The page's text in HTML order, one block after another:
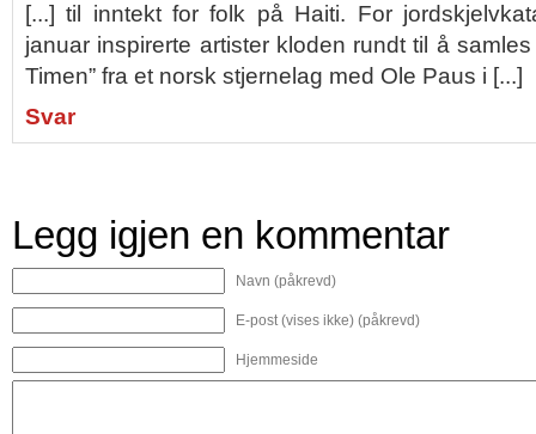
[...] til inntekt for folk på Haiti. For
januar inspirerte artister kloden rundt til å
Timen” fra et norsk stjernelag med Ole Paus i [...]
Svar
Legg igjen en kommentar
Navn (påkrevd)
E-post (vises ikke) (påkrevd)
Hjemmeside